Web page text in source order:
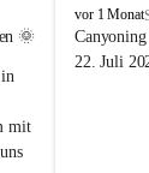
🌞
in
mit
V
i
k
vor 1 Monat
22. Juli